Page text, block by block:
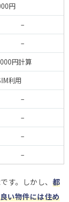
円
–
–
円計算
利用
–
–
–
–
す。しかし、 都
い物件には住め